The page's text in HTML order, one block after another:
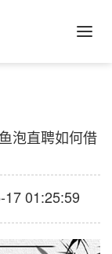
泡直聘如何借
17 01:25:59